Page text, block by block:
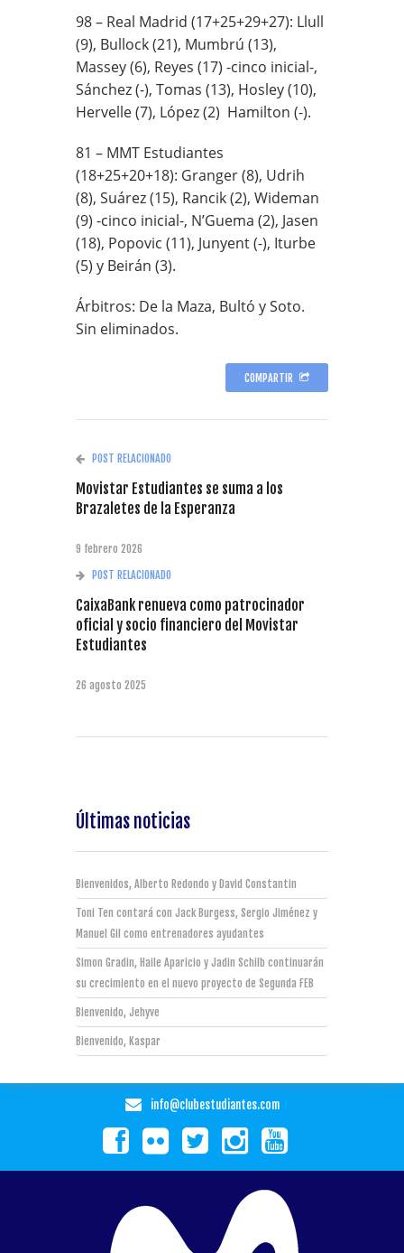
98 – Real Madrid (17+25+29+27): Llull
(9), Bullock (21), Mumbrú (13),
Massey (6), Reyes (17) -cinco inicial-,
Sánchez (-), Tomas (13), Hosley (10),
Hervelle (7), López (2) Hamilton (-).
81 – MMT Estudiantes
(18+25+20+18): Granger (8), Udrih
(8), Suárez (15), Rancik (2), Wideman
(9) -cinco inicial-, N’Guema (2), Jasen
(18), Popovic (11), Junyent (-), Iturbe
(5) y Beirán (3).
Árbitros: De la Maza, Bultó y Soto.
Sin eliminados.
COMPARTIR
POST RELACIONADO
Movistar Estudiantes se suma a los
Brazaletes de la Esperanza
9 febrero 2026
POST RELACIONADO
CaixaBank renueva como patrocinador
oficial y socio financiero del Movistar
Estudiantes
26 agosto 2025
Últimas noticias
Bienvenidos, Alberto Redondo y David Constantin
Toni Ten contará con Jack Burgess, Sergio Jiménez y
Manuel Gil como entrenadores ayudantes
Simon Gradin, Haile Aparicio y Jadin Schilb continuarán
su crecimiento en el nuevo proyecto de Segunda FEB
Bienvenido, Jehyve
Bienvenido, Kaspar
info@clubestudiantes.com